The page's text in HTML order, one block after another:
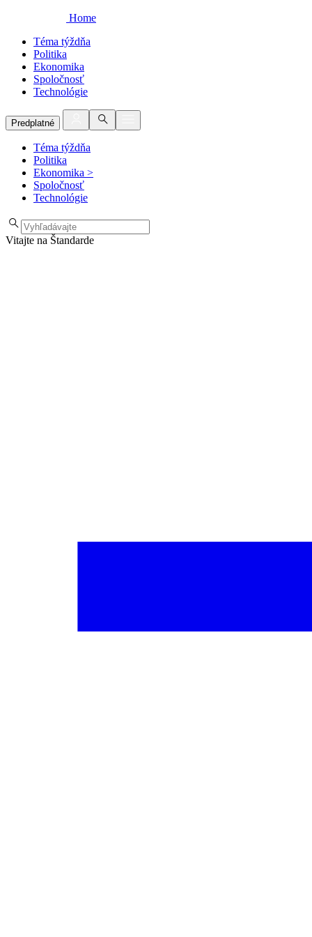
Home
Téma týždňa
Politika
Ekonomika
Spoločnosť
Technológie
Predplatné
Téma týždňa
Politika
Ekonomika >
Spoločnosť
Technológie
Vitajte na Štandarde